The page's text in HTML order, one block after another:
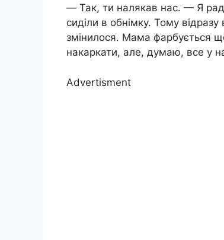
— Так, ти налякав нас. — Я
сиділи в обнімку. Тому
змінилося. Мама фарбується
накаркати, але, думаю, все у
Advertisment